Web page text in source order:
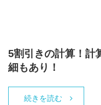
5割引きの計算！計
細もあり！
続きを読む